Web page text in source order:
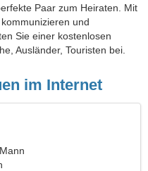
Paar zum Heiraten. Mit
und
Sie einer kostenlosen
Ausländer, Touristen bei.
im Internet